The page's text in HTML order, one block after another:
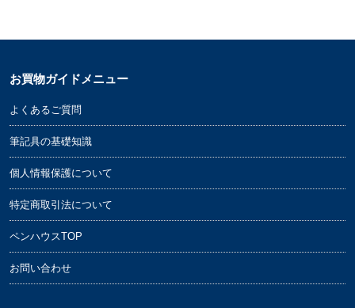
お買物ガイドメニュー
よくあるご質問
筆記具の基礎知識
個人情報保護について
特定商取引法について
ペンハウスTOP
お問い合わせ